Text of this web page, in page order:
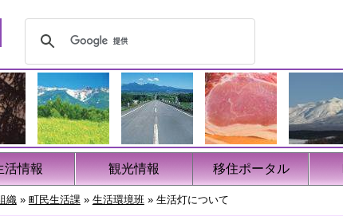
活情報 観光情報 移住ポータル
織» 町民生活課» 生活環境班» 生活灯について